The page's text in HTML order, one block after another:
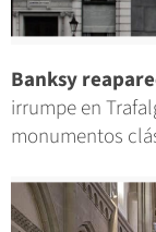
Banksy
irrumpe en
monumentos